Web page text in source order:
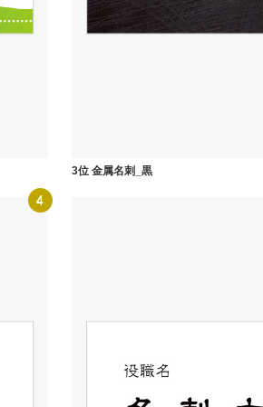
3位 金属名刺_黒
4